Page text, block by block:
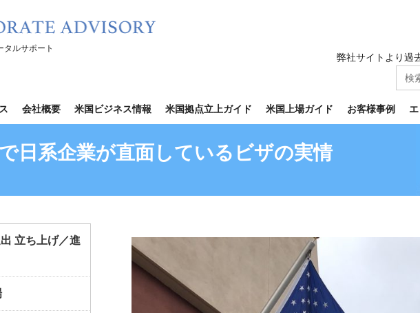
タルサポート
弊社サイトより過
for:
会社概要 米国ビジネス情報 米国拠点立上ガイド 米国上場ガイド お客様事例
日系企業が直面しているビザの実情
立ち上げ／進